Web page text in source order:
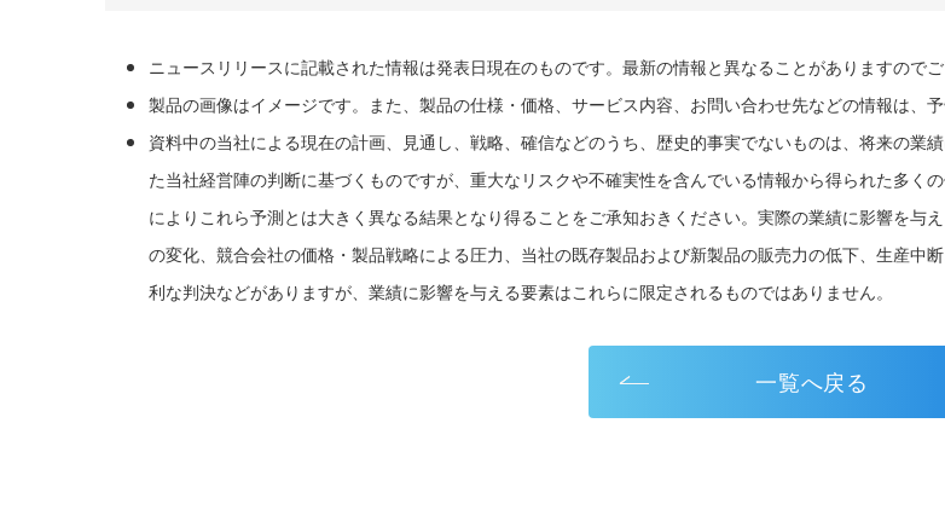
ニュースリリースに記載された情報は発表日現在のものです。最新の情報と異なることがありますのでご
製品の画像はイメージです。また、製品の仕様・価格、サービス内容、お問い合わせ先などの情報は、
資料中の当社による現在の計画、見通し、戦略、確信などのうち、歴史的事実でないものは、将来の
た当社経営陣の判断に基づくものですが、重大なリスクや不確実性を含んでいる情報から得られた多
によりこれら予測とは大きく異なる結果となり得ることをご承知おきください。実際の業績に影響を
の変化、競合会社の価格・製品戦略による圧力、当社の既存製品および新製品の販売力の低下、生産中
利な判決などがありますが、業績に影響を与える要素はこれらに限定されるものではありません。
一覧へ戻る